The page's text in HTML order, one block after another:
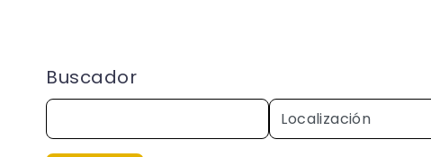
Buscador